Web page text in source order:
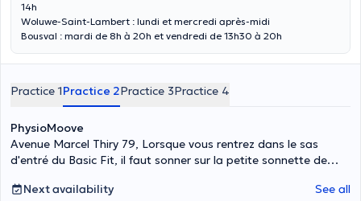
14h
Woluwe-Saint-Lambert : lundi et mercredi après-midi
Bousval : mardi de 8h à 20h et vendredi de 13h30 à 20h
Practice 1Practice 2Practice 3Practice 4
PhysioMoove
Avenue Marcel Thiry 79, Lorsque vous rentrez dans le sas
d'entré du Basic Fit, il faut sonner sur la petite sonnette de
Next availability
See all